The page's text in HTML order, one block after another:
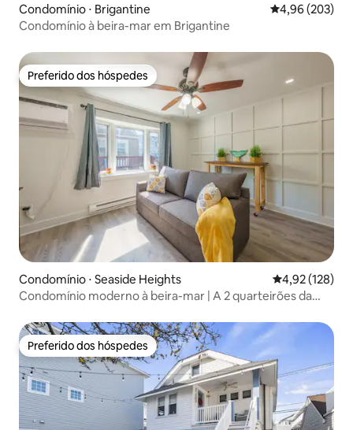
Condomínio ⋅ Brigantine 4,96 de uma
4,96 (203)
Condomínio à beira-mar em Brigantine
Preferido dos hóspedes
Preferido dos hóspedes
Condomínio ⋅ Seaside Heights 4,92 de uma
4,92 (128)
Condomínio moderno à beira-mar | A 2 quarteirões da
Preferido dos hóspedes
Preferido dos hóspedes